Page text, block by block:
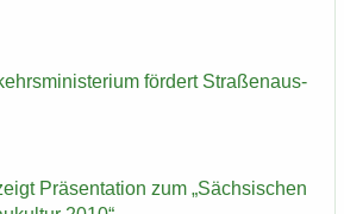
för­dert Stra­ßen­aus­
Prä­sen­ta­ti­on zum „Säch­si­schen